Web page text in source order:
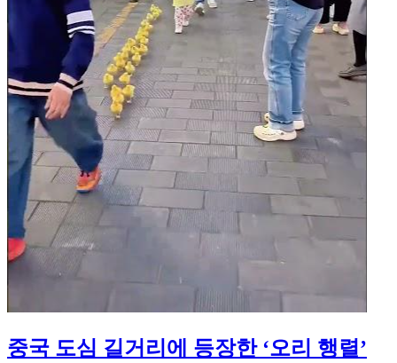
중국 도심 길거리에 등장한 ‘오리 행렬’